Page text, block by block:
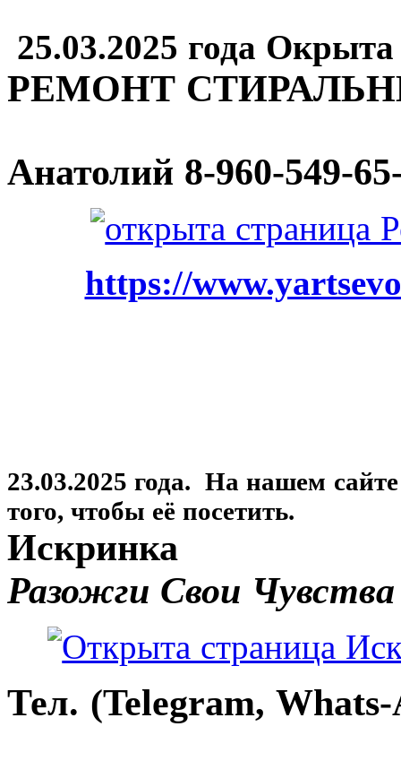
25.03.2025 года
РЕМОНТ
Анатолий 8-960-549-
https://
23.03.2025 года. На нашем
того, чтобы её посетить.
Искринка
Разожги Свои Чувства
Тел. (Telegram,